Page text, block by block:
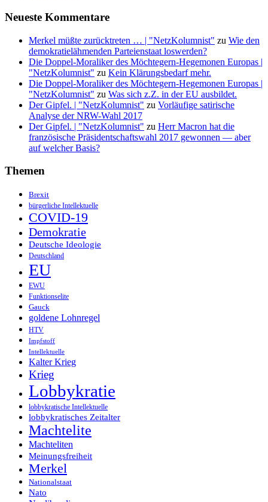
Neueste Kommentare
Merkel müßte zurücktreten … | "NetzKolumnist" zu Wie den
demokratielähmenden Parteienstaat loswerden?
Die Doppel-Moraliker des Möchtegern-Hegemonen Europas |
"NetzKolumnist" zu Kein Klärungsbedarf mehr.
Die Doppel-Moraliker des Möchtegern-Hegemonen Europas |
"NetzKolumnist" zu Was sich z.Z. in der EU ausbildet.
Der Gipfel. | "NetzKolumnist" zu Vorläufige satirische
Analyse der NRW-Wahl 2017
Der Gipfel. | "NetzKolumnist" zu Herr Macron hat die
französische Präsidentschaftswahl 2017 gewonnen — aber
auf welcher Basis?
Themen
Brexit
bürgerliche Intellektuelle
COVID-19
Demokratie
Deutsche Ideologie
Deutschland
EU
EWU
Funktionselite
Gauck
goldene Lohnregel
HTV
Impfstoff
Intellektuelle
Kalter Krieg
Krieg
Lobbykratie
lobbykratische Intellektuelle
lobbykratisches Zeitalter
Machtelite
Machteliten
Meinungsfreiheit
Merkel
Nationalstaat
Nato